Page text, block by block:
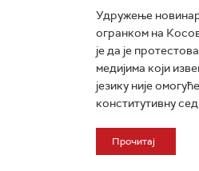
Удружење
огранком на
је да је
медијима који
језику није
конститутивну
Прочитај